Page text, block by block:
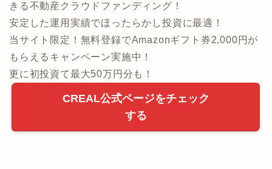
きる不動産クラウドファンディング！
安定した運用実績でほったらかし投資に最適！
当サイト限定！無料登録でAmazonギフト券2,000円が
もらえるキャンペーン実施中！
更に初投資て最大50万円分も！
CREAL公式ページをチェック
する